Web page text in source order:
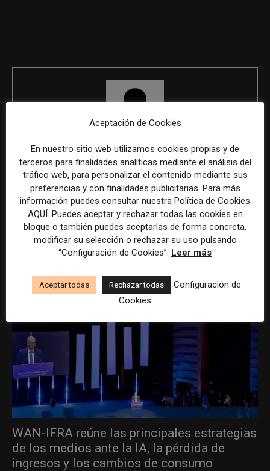
REDACCIÓN
ÚLTIMOS ARTÍCULOS
WAN-IFRA reúne las principales estrategias
de los medios ante la IA, la pérdida de
ingresos y los cambios de consumo
Aceptación de Cookies
En nuestro sitio web utilizamos cookies propias y de
terceros para finalidades analíticas mediante el análisis del
tráfico web, para personalizar el contenido mediante sus
preferencias y con finalidades publicitarias. Para más
información puedes consultar nuestra Política de Cookies
AQUÍ. Puedes aceptar y rechazar todas las cookies en
bloque o también puedes aceptarlas de forma concreta,
modificar su selección o rechazar su uso pulsando
“Configuración de Cookies”. Leer más
Aceptar todas Rechazar todas
Configuración de
Cookies